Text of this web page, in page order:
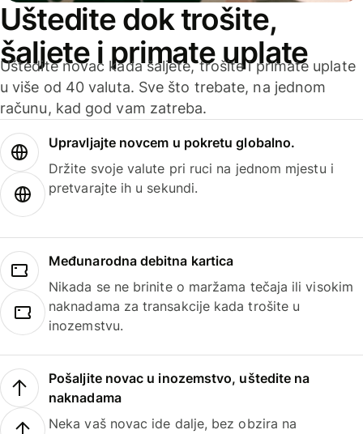
Uštedite dok trošite,
šaljete i primate uplate
Uštedite novac kada šaljete, trošite i primate uplate
u više od 40 valuta. Sve što trebate, na jednom
računu, kad god vam zatreba.
Upravljajte novcem u pokretu globalno.
Držite svoje valute pri ruci na jednom mjestu i
pretvarajte ih u sekundi.
Međunarodna debitna kartica
Nikada se ne brinite o maržama tečaja ili visokim
naknadama za transakcije kada trošite u
inozemstvu.
Pošaljite novac u inozemstvo, uštedite na
naknadama
Neka vaš novac ide dalje, bez obzira na